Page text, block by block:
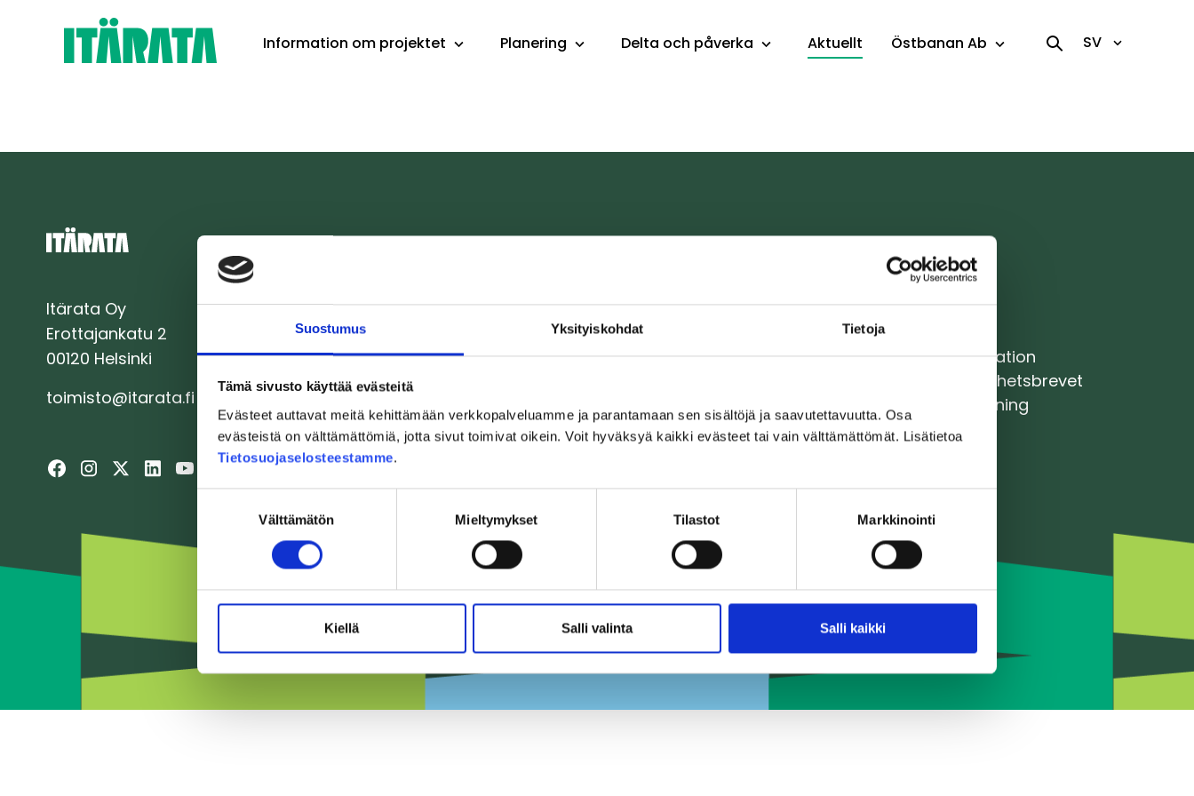
Suostumus Yksityiskohdat Tietoja
Tämä sivusto käyttää evästeitä
Evästeet auttavat meitä kehittämään verkkopalveluamme ja parantamaan sen sisältöjä ja saavutettavuutta. Osa
evästeistä on välttämättömiä, jotta sivut toimivat oikein. Voit hyväksyä kaikki evästeet tai vain välttämättömät. Lisätietoa
Tietosuojaselosteestamme.
Välttämätön Mieltymykset Tilastot Markkinointi
Kiellä Salli valinta Salli kaikki
Information om projektet Planering Delta och påverka Aktuellt Östbanan Ab SV
Itärata Oy
Erottajankatu 2
00120 Helsinki
toimisto@itarata.fi
Information om projektet
Delta och påverka
Östbanan Ab
Responskanal
Kontaktuppgifter
Faktureringsinformation
Prenumerera på nyhetsbrevet
Dataskyddsbeskrivning